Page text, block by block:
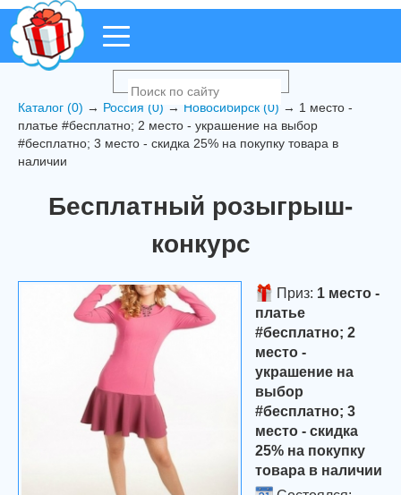
Каталог (0) → Россия (0) → Новосибирск (0) → 1 место -
платье #бесплатно; 2 место - украшение на выбор
#бесплатно; 3 место - скидка 25% на покупку товара в
наличии
Бесплатный розыгрыш-
конкурс
Приз: 1 место -
платье
#бесплатно; 2
место -
украшение на
выбор
#бесплатно; 3
место - скидка
25% на покупку
товара в наличии